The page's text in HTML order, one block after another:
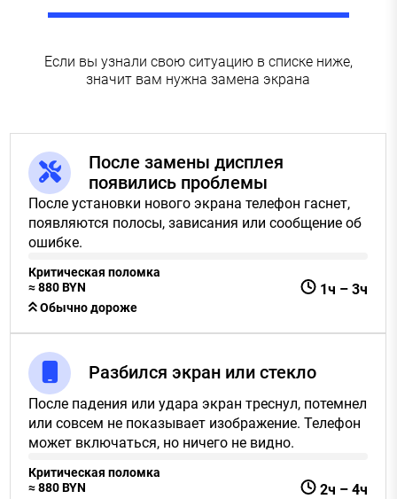
Если вы узнали свою ситуацию в списке ниже,
значит вам нужна замена экрана
После замены дисплея
появились проблемы
После установки нового экрана телефон гаснет,
появляются полосы, зависания или сообщение об
ошибке.
≈880 BYN
Обычно дороже
1ч –3ч
Критическая поломка
Разбился экран или стекло
После падения или удара экран треснул, потемнел
или совсем не показывает изображение. Телефон
может включаться, но ничего не видно.
≈880 BYN
2ч –4ч
Критическая поломка